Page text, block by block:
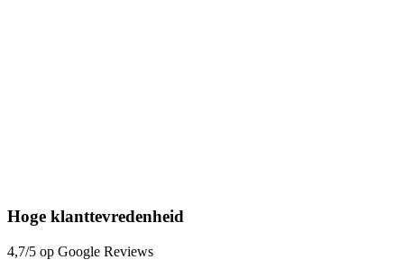
Hoge klanttevredenheid
4,7/5 op Google Reviews